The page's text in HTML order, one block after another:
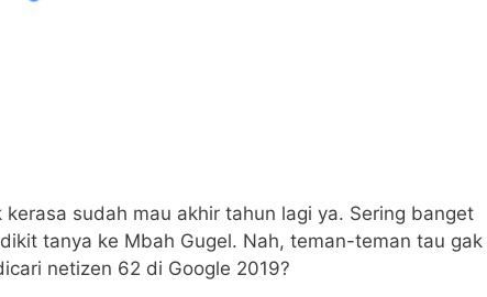
sudah mau akhir tahun lagi ya. Sering banget
tanya ke Mbah Gugel. Nah, teman-teman tau gak
netizen 62 di Google 2019?